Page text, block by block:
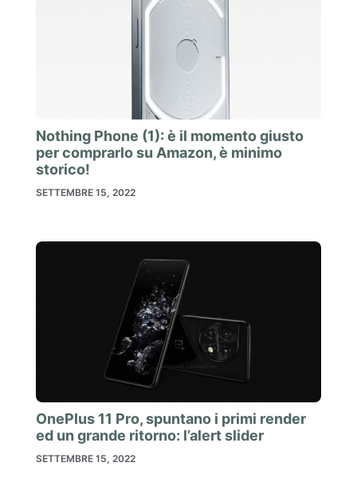
Nothing Phone (1): è il momento giusto
per comprarlo su Amazon, è minimo
storico!
SETTEMBRE 15, 2022
OnePlus 11 Pro, spuntano i primi render
ed un grande ritorno: l’alert slider
SETTEMBRE 15, 2022